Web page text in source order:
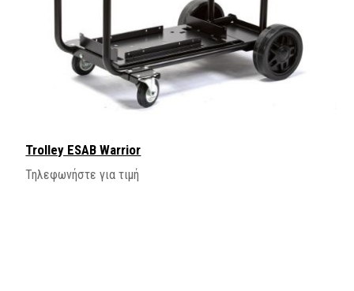
Trolley ESAB Warrior
Τηλεφωνήστε για τιμή